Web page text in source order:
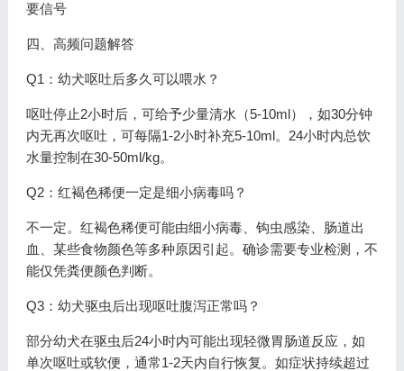
要信号
四、高频问题解答
Q1：幼犬呕吐后多久可以喂水？
呕吐停止2小时后，可给予少量清水（5-10ml），如30分钟
内无再次呕吐，可每隔1-2小时补充5-10ml。24小时内总饮
水量控制在30-50ml/kg。
Q2：红褐色稀便一定是细小病毒吗？
不一定。红褐色稀便可能由细小病毒、钩虫感染、肠道出
血、某些食物颜色等多种原因引起。确诊需要专业检测，不
能仅凭粪便颜色判断。
Q3：幼犬驱虫后出现呕吐腹泻正常吗？
部分幼犬在驱虫后24小时内可能出现轻微胃肠道反应，如
单次呕吐或软便，通常1-2天内自行恢复。如症状持续超过